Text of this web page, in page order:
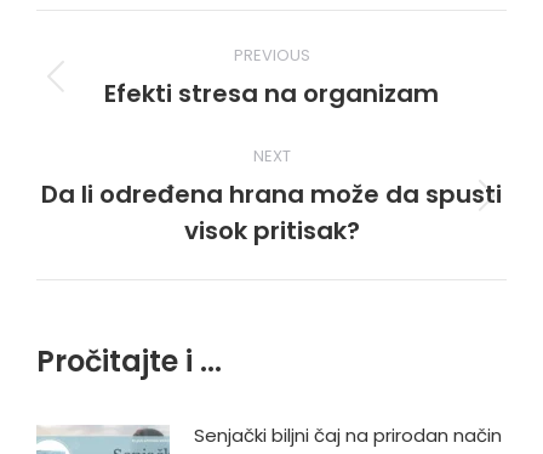
navigation
PREVIOUS
Previous
Efekti stresa na organizam
NEXT
Next
post:
Da li određena hrana može da spusti
visok pritisak?
Pročitajte i ...
Senjački biljni čaj na prirodan način